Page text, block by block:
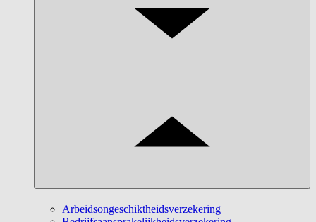
Arbeidsongeschiktheidsverzekering